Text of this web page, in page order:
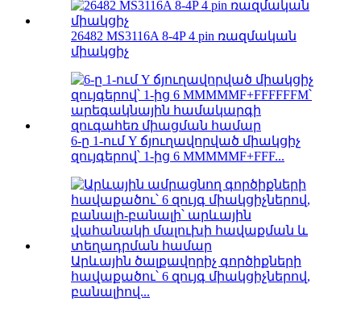
26482 MS3116A 8-4P 4 pin ռազմական
միակցիչ
6-ը 1-ում Y ճյուղավորված միակցիչ
զույգերով՝ 1-ից 6 MMMMMF+FFF...
Արևային ծալքավորիչ գործիքների
հավաքածու՝ 6 զույգ միակցիչներով,
բանալիով...